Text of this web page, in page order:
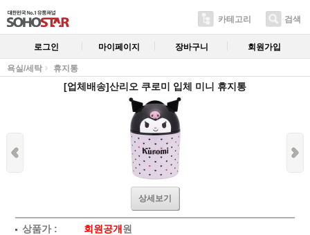
카테고리 검색
로그인 마이페이지 장바구니 회원가입
욕실/세탁 휴지통
[업체배송]산리오 쿠로미 입체 미니 휴지통
상세보기
상품가 : 회원공개 원